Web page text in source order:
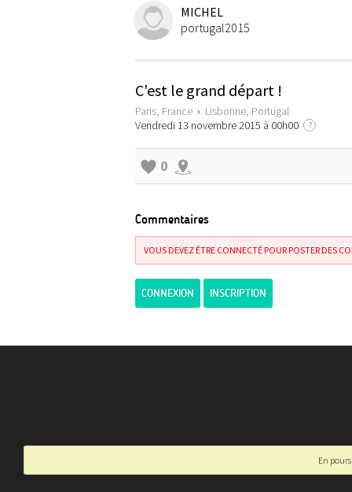
MICHEL
portugal2015
C'est le grand départ !
Paris, France › Lisbonne, Portugal
Vendredi 13 novembre 2015 à 00h00
?
0
Commentaires
VOUS DEVEZ ÊTRE CONNECTÉ POUR POSTER DES
CONNEXION INSCRIPTION
En